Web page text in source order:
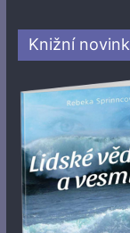
Knižní